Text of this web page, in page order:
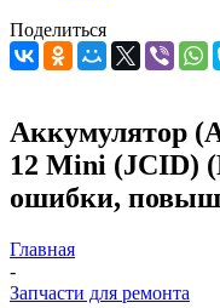
Поделиться
Аккумулятор
12 Mini (JCID)
ошибки,
Главная
-
Запчасти для ремонта